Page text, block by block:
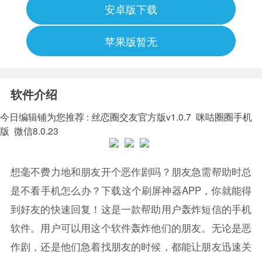
安卓版下载
苹果版暂无
软件介绍
今日编辑铺为您推荐 : 丝恋圈交友官方版v1.0.7 咪咕圈圈手机
版 微信8.0.23
想毫不费力地和朋友开个恶作剧吗？朋友急需帮助时总
是不看手机怎么办？下载这个刷屏神器APP，你就能得
到好友的快速回复！这是一款帮助用户轰炸短信的手机
软件。用户可以用这个软件轰炸他们的朋友。无论是恶
作剧，还是他们急着找朋友的时候，都能让朋友迅速关